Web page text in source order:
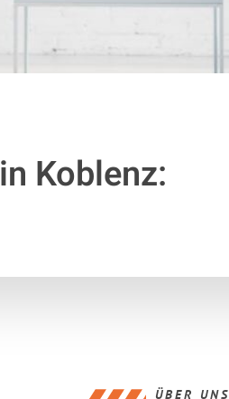
in Koblenz:
ÜBER UNS